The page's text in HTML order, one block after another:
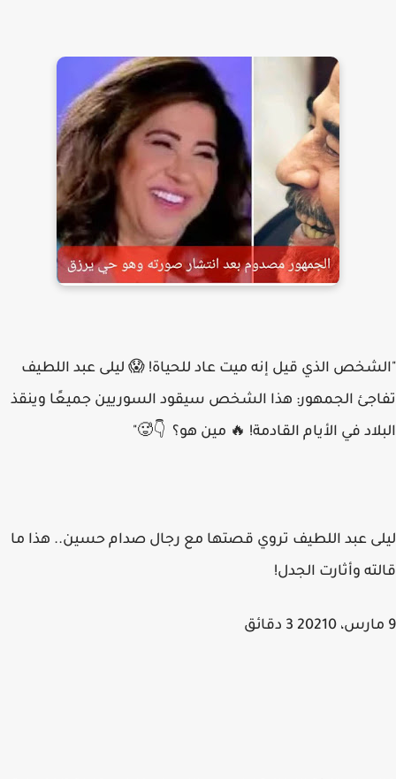
"الشخص الذي قيل إنه ميت عاد للحياة! 😱 ليلى عبد اللطيف
تفاجئ الجمهور: هذا الشخص سيقود السوريين جميعًا وينقذ
البلاد في الأيام القادمة! 🔥 مين هو؟ 👇🥵"
ليلى عبد اللطيف تروي قصتها مع رجال صدام حسين.. هذا ما
قالته وأثارت الجدل!
9 مارس، 20210 3 دقائق